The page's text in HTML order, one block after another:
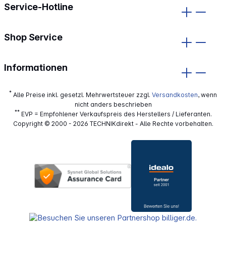
Service-Hotline
Shop Service
Informationen
* Alle Preise inkl. gesetzl. Mehrwertsteuer zzgl. Versandkosten, wenn
nicht anders beschrieben
**EVP = Empfohlener Verkaufspreis des Herstellers / Lieferanten.
Copyright © 2000 - 2026 TECHNIKdirekt - Alle Rechte vorbehalten.